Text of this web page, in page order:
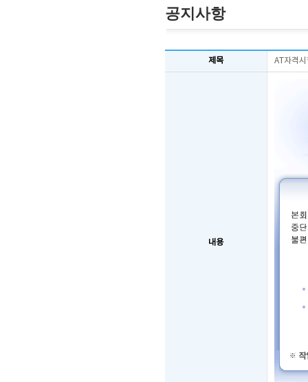
공지사항
제목 AT자격
내용